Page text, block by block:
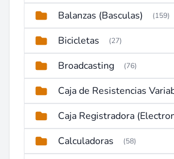
Balanzas (Basculas) (159)
Bicicletas (27)
Broadcasting (76)
Caja de Resistencias
Calculadoras (58)